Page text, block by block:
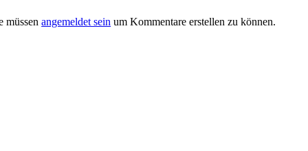
müssenangemeldet sein um Kommentare erstellen zu können.